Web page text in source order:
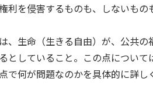
利を侵害するものも、しないもの
、生命（生きる自由）が、公共
としていること。この点につい
で何が問題なのかを具体的に詳し